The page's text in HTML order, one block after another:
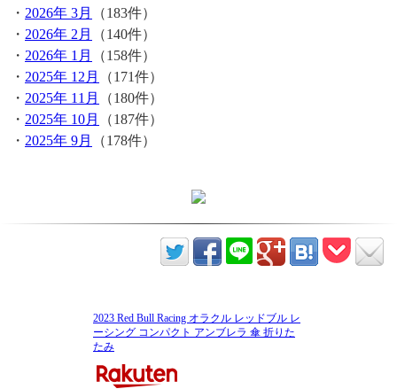
・ 2026年 3月
（183件）
・ 2026年 2月
（140件）
・ 2026年 1月
（158件）
・ 2025年 12月
（171件）
・ 2025年 11月
（180件）
・ 2025年 10月
（187件）
・ 2025年 9月 （178件）
2023 Red Bull Racing オラクル レッドブル レ
ーシング コンパクト アンブレラ 傘 折りた
たみ